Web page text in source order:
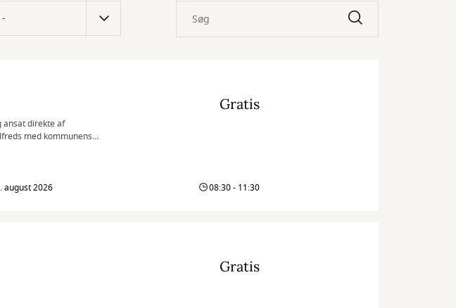
direkte af
med kommunens
Gratis
august 2026 08:30 - 11:30
Gratis